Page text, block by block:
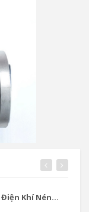
Khí Nén...